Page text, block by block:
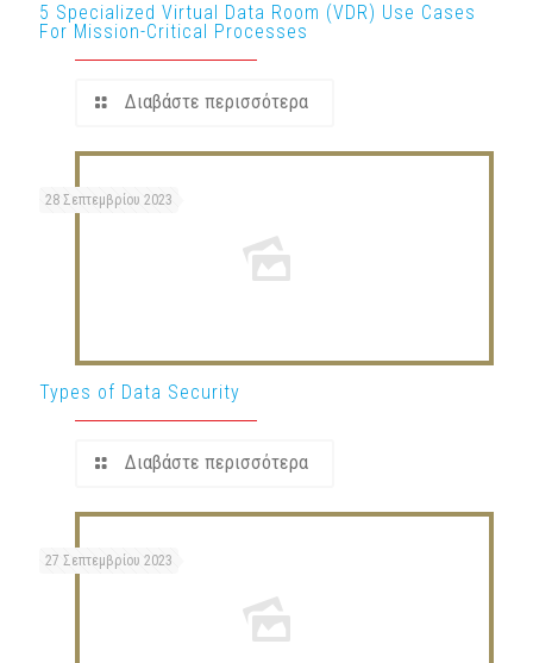
5 Specialized Virtual Data Room (VDR) Use Cases
For Mission-Critical Processes
Διαβάστε περισσότερα
28 Σεπτεμβρίου 2023
Types of Data Security
Διαβάστε περισσότερα
27 Σεπτεμβρίου 2023